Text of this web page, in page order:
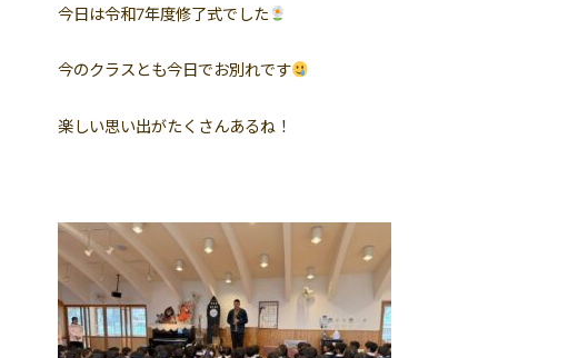
今日は令和7年度修了式でした
今のクラスとも今日でお別れです
楽しい思い出がたくさんあるね！